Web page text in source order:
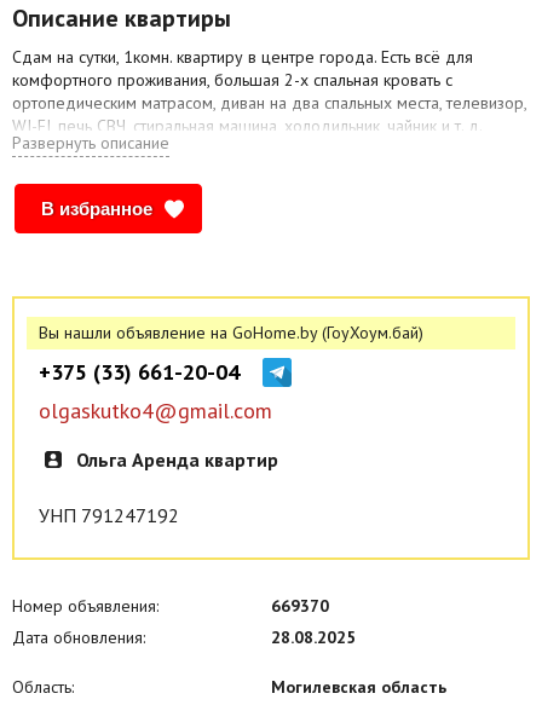
Описание квартиры
Сдам на сутки, 1комн. квартиру в центре города. Есть всё для
комфортного проживания, большая 2-х спальная кровать с
ортопедическим матрасом, диван на два спальных места, телевизор,
WI-FI, печь СВЧ, стиральная машина, холодильник, чайник и т. д.
Командировочным - отчётные документы, наличный и безналичный
проживающих. КОМПАНИЯМ НЕ БЕСПОКОИТЬ!!! При заселении
нужен Паспорт.
Развернуть описание
В избранное
Вы нашли объявление на GoHome.by (ГоуХоум.бай)
+375 (33) 661-20-04
olgaskutko4@gmail.com
Ольга Аренда квартир
УНП 791247192
Номер объявления:
669370
Дата обновления:
28.08.2025
Область:
Могилевская область